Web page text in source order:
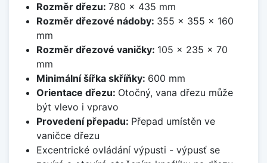
Rozměr dřezu: 780 x 435 mm
Rozměr dřezové nádoby: 355 x 355 x 160
mm
Rozměr dřezové vaničky: 105 x 235 x 70
mm
Minimální šířka skříňky: 600 mm
Orientace dřezu: Otočný, vana dřezu může
být vlevo i vpravo
Provedení přepadu: Přepad umístěn ve
vaničce dřezu
Excentrické ovládání výpusti - výpusť se